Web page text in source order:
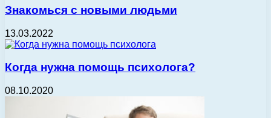
Знакомься с новыми людьми
13.03.2022
Когда нужна помощь психолога?
08.10.2020